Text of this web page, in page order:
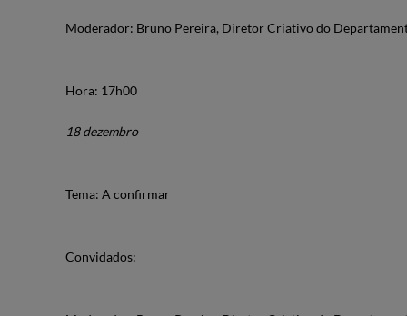
Moderador: Bruno Pereira, Diretor Criativo do
Hora: 17h00
18 dezembro
Tema: A confirmar
Convidados: